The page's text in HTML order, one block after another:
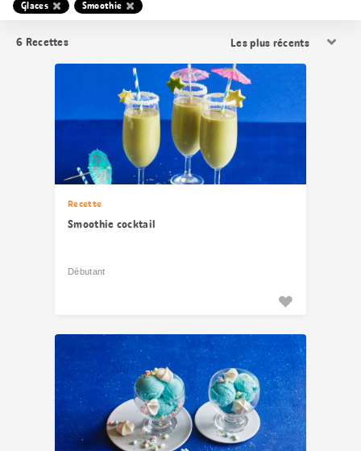
Glaces Smoothie
6 Recettes
les
résultats
Recette
Smoothie cocktail
Débutant